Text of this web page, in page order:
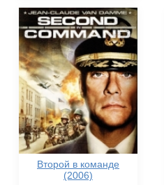
Второй в команде
(2006)